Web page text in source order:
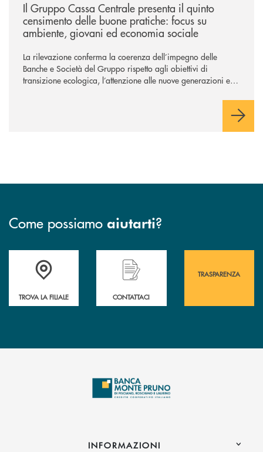
Il Gruppo Cassa Centrale presenta il quinto
censimento delle buone pratiche: focus su
ambiente, giovani ed economia sociale
La rilevazione conferma la coerenza dell’impegno delle
Banche e Società del Gruppo rispetto agli obiettivi di
transizione ecologica, l’attenzione alle nuove generazioni e
attori chiave delle comunità locali. Installate 246 colonnine di
Come possiamo aiutarti?
Accedi all' elenco completo&nbsp; delle&nbsp; filiali&nbsp; di Banca
TROVA LA FILIALE
Hai bisogno di assistenza immediata?
CONTATTACI
TRASPARENZA
INFORMAZIONI